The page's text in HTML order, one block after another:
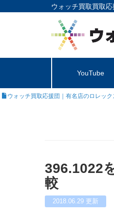
ウォッチ買取買取応
YouTube
ウォッチ買取応援団｜有名店のロレッ
396.1022
較
2018.06.29 更新